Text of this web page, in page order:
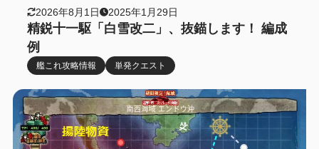
2026年8月1日 2025年1月29日
精鋭十一駆「白雪改二」、抜錨します！ 編成
例
艦これ攻略情報 単発クエスト